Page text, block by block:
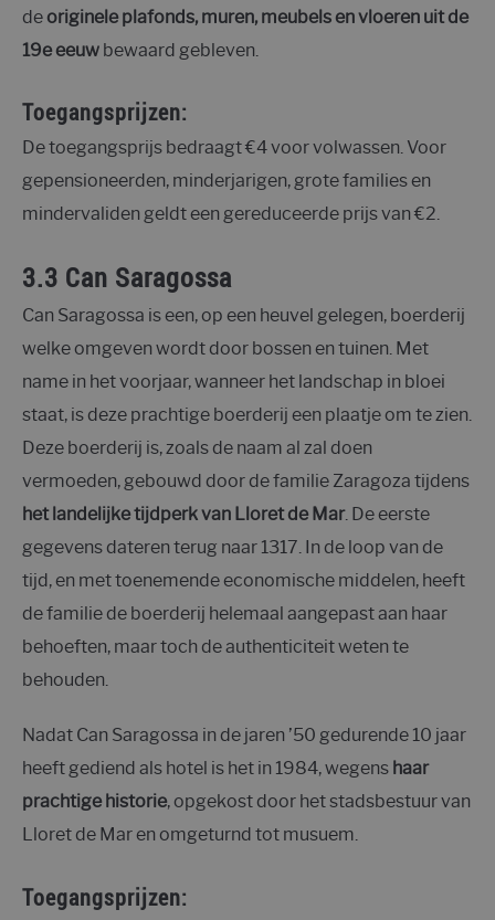
deoriginele plafonds, muren, meubels en vloeren uit de
19e eeuw bewaard gebleven.
Toegangsprijzen:
De toegangsprijs bedraagt €4 voor volwassen. Voor
gepensioneerden, minderjarigen, grote families en
mindervaliden geldt een gereduceerde prijs van €2.
3.3 Can Saragossa
Can Saragossa is een, op een heuvel gelegen, boerderij
welke omgeven wordt door bossen en tuinen. Met
name in het voorjaar, wanneer het landschap in bloei
staat, is deze prachtige boerderij een plaatje om te zien.
Deze boerderij is, zoals de naam al zal doen
vermoeden, gebouwd door de familie Zaragoza tijdens
het landelijke tijdperk van Lloret de Mar. De eerste
gegevens dateren terug naar 1317. In de loop van de
tijd, en met toenemende economische middelen, heeft
de familie de boerderij helemaal aangepast aan haar
behoeften, maar toch de authenticiteit weten te
behouden.
Nadat Can Saragossa in de jaren ’50 gedurende 10 jaar
heeft gediend als hotel is het in 1984, wegens haar
prachtige historie, opgekost door het stadsbestuur van
Lloret de Mar en omgeturnd tot musuem.
Toegangsprijzen: